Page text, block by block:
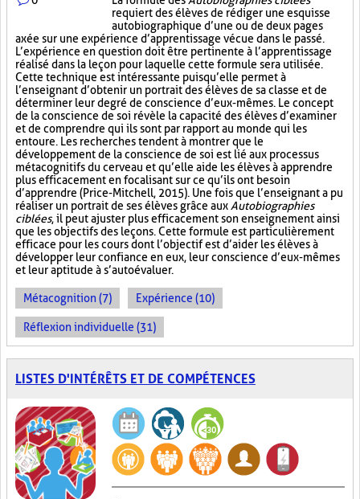
requiert des élèves de rédiger une esquisse
autobiographique d’une ou de deux pages
axée sur une expérience d’apprentissage vécue dans le passé.
L’expérience en question doit être pertinente à l’apprentissage
réalisé dans la leçon pour laquelle cette formule sera utilisée.
Cette technique est intéressante puisqu’elle permet à
l’enseignant d’obtenir un portrait des élèves de sa classe et de
déterminer leur degré de conscience d’eux-mêmes. Le concept
de la conscience de soi révèle la capacité des élèves d’examiner
et de comprendre qui ils sont par rapport au monde qui les
entoure. Les recherches tendent à montrer que le
développement de la conscience de soi est lié aux processus
métacognitifs du cerveau et qu’elle aide les élèves à apprendre
plus efficacement en focalisant sur ce qu’ils ont besoin
d’apprendre (Price-Mitchell, 2015). Une fois que l’enseignant a pu
réaliser un portrait de ses élèves grâce aux Autobiographies
ciblées, il peut ajuster plus efficacement son enseignement ainsi
que les objectifs des leçons. Cette formule est particulièrement
efficace pour les cours dont l’objectif est d’aider les élèves à
développer leur confiance en eux, leur conscience d’eux-mêmes
et leur aptitude à s’autoévaluer.
Métacognition (7) Expérience (10)
Réflexion individuelle (31)
LISTES D'INTÉRÊTS ET DE COMPÉTENCES